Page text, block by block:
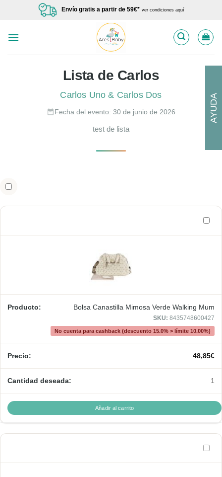
Envío gratis a partir de 59€* ver condiciones aquí
Lista de Carlos
Carlos Uno & Carlos Dos
Fecha del evento: 30 de junio de 2026
test de lista
Bolsa Canastilla Mimosa Verde Walking Mum
SKU: 8435748600427
No cuenta para cashback (descuento 15.0% > límite 10.00%)
48,85€
1
Añadir al carrito
AYUDA